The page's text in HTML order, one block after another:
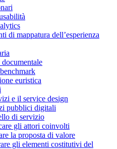
di mappatura dell’esperienza
euristica
e il service design
pubblici digitali
di servizio
gli attori coinvolti
la proposta di valore
gli elementi costitutivi del